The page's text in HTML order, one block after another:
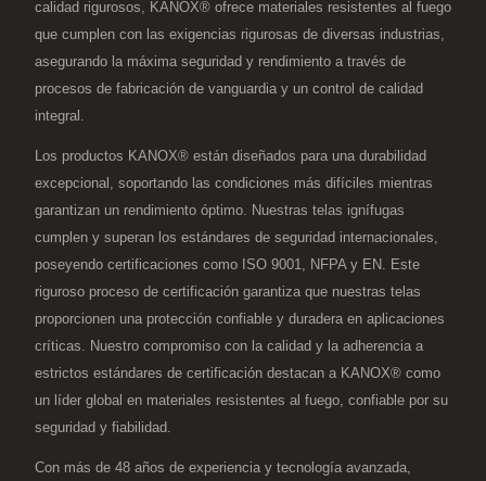
calidad rigurosos, KANOX® ofrece materiales resistentes al fuego
que cumplen con las exigencias rigurosas de diversas industrias,
asegurando la máxima seguridad y rendimiento a través de
procesos de fabricación de vanguardia y un control de calidad
integral.
Los productos KANOX® están diseñados para una durabilidad
excepcional, soportando las condiciones más difíciles mientras
garantizan un rendimiento óptimo. Nuestras telas ignífugas
cumplen y superan los estándares de seguridad internacionales,
poseyendo certificaciones como ISO 9001, NFPA y EN. Este
riguroso proceso de certificación garantiza que nuestras telas
proporcionen una protección confiable y duradera en aplicaciones
críticas. Nuestro compromiso con la calidad y la adherencia a
estrictos estándares de certificación destacan a KANOX® como
un líder global en materiales resistentes al fuego, confiable por su
seguridad y fiabilidad.
Con más de 48 años de experiencia y tecnología avanzada,